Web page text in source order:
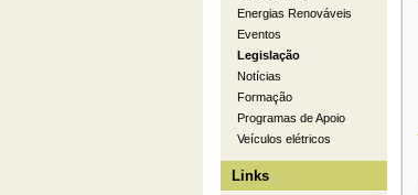
Energias Renováveis
Eventos
Legislação
Notícias
Formação
Programas de Apoio
Veículos elétricos
Links